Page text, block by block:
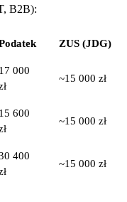
B2B):
ZUS (JDG)
17 000
~15 000 zł
15 600
~15 000 zł
400
~15 000 zł